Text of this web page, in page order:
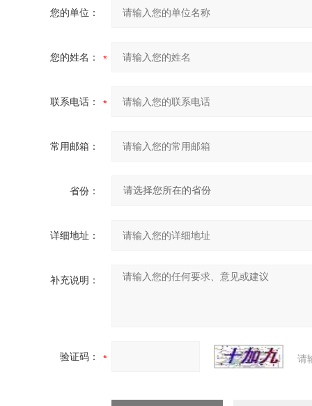
您的单位：
您的姓名：
联系电话：
常用邮箱：
省份：
详细地址：
补充说明：
验证码： 请